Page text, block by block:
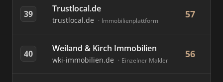
39 Trustlocal.de
trustlocal.de Immobilienplattform
57
40 Weiland & Kirch Immobilien
wki-immobilien.de Einzelner Makler
56